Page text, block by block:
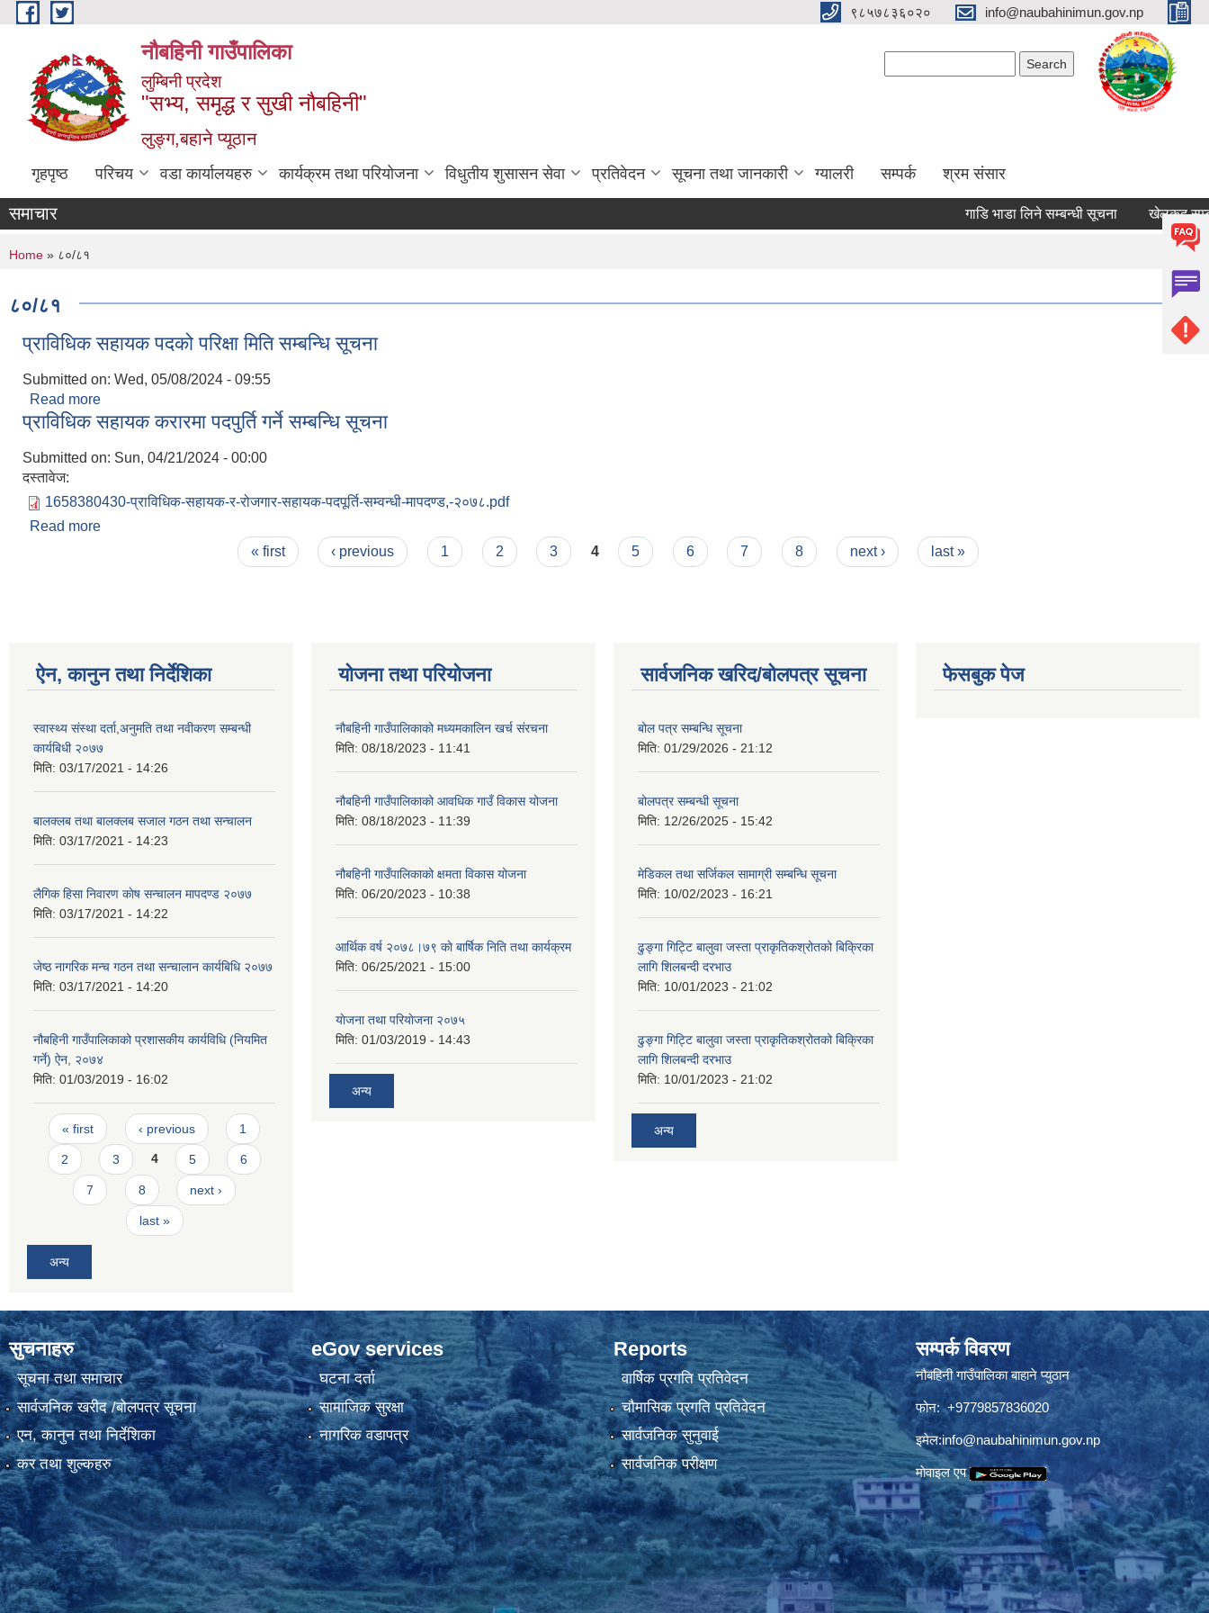
Skip to main content ९८५७८३६०२० info@naubahinimun.gov.np
नौबहिनी गाउँपालिका
लुम्बिनी प्रदेश
"सभ्य, समृद्ध र सुखी नौबहिनी"
लुङ्ग,बहाने प्यूठान
गृहपृष्ठ परिचय वडा कार्यालयहरु कार्यक्रम तथा परियोजना विधुतीय शुसासन सेवा प्रतिवेदन सूचना तथा जानकारी ग्यालरी सम्पर्क श्रम संसार
समाचार गाडि भाडा लिने सम्बन्धी सूचना खेलकुद सम्बन्धी
You are here
Home » ८०/८१
८०/८१
प्राविधिक सहायक पदको परिक्षा मिति सम्बन्धि सूचना
Submitted on: Wed, 05/08/2024 - 09:55
Read more
प्राविधिक सहायक करारमा पदपुर्ति गर्ने सम्बन्धि सूचना
Submitted on: Sun, 04/21/2024 - 00:00
दस्तावेज:
1658380430-प्राविधिक-सहायक-र-रोजगार-सहायक-पदपूर्ति-सम्वन्धी-मापदण्ड,-२०७८.pdf
Read more
« first ‹ previous 1 2 3 4 5 6 7 8 next › last »
ऐन, कानुन तथा निर्देशिका
स्वास्थ्य संस्था दर्ता,अनुमति तथा नवीकरण सम्बन्धी
कार्यबिधी २०७७
मिति: 03/17/2021 - 14:26
बालक्लब तथा बालक्लब स‌जाल गठन तथा सन्चालन
मिति: 03/17/2021 - 14:23
लैगिक हिसा निवारण काेष सन्चालन मापदण्ड २०७७
मिति: 03/17/2021 - 14:22
जेष्ठ नागरिक मन्च गठन तथा सन्चालान कार्यबिधि २०७७
मिति: 03/17/2021 - 14:20
नौबहिनी गाउँपालिकाको प्रशासकीय कार्यविधि (नियमित
गर्ने) ऐन, २०७४
मिति: 01/03/2019 - 16:02
Pages
« first ‹ previous 1
2 3 4 5 6
7 8 next ›
last »
अन्य
योजना तथा परियोजना
नौबहिनी गाउँपालिकाको मध्यमकालिन खर्च संरचना
मिति: 08/18/2023 - 11:41
नौबहिनी गाउँपालिकाको आवधिक गाउँ विकास योजना
मिति: 08/18/2023 - 11:39
नौबहिनी गाउँपालिकाको क्षमता विकास योजना
मिति: 06/20/2023 - 10:38
आर्थिक वर्ष २०७८।७९ काे बार्षिक निति तथा कार्यक्रम
मिति: 06/25/2021 - 15:00
याेजना तथा परियाेजना २०७५
मिति: 01/03/2019 - 14:43
अन्य
सार्वजनिक खरिद/बोलपत्र सूचना
बोल पत्र सम्बन्धि सूचना
मिति: 01/29/2026 - 21:12
बोलपत्र सम्बन्धी सूचना
मिति: 12/26/2025 - 15:42
मेडिकल तथा सर्जिकल सामाग्री सम्बन्धि सूचना
मिति: 10/02/2023 - 16:21
ढुङ्गा गिट्टि बालुवा जस्ता प्राकृतिकश्रोतको बिक्रिका
लागि शिलबन्दी दरभाउ
मिति: 10/01/2023 - 21:02
ढुङ्गा गिट्टि बालुवा जस्ता प्राकृतिकश्रोतको बिक्रिका
लागि शिलबन्दी दरभाउ
मिति: 10/01/2023 - 21:02
अन्य
फेसबुक पेज
सुचनाहरु
सूचना तथा समाचार
सार्वजनिक खरीद /बोलपत्र सूचना
एन, कानुन तथा निर्देशिका
कर तथा शुल्कहरु
eGov services
घटना दर्ता
सामाजिक सुरक्षा
नागरिक वडापत्र
Reports
वार्षिक प्रगति प्रतिवेदन
चौमासिक प्रगति प्रतिवेदन
सार्वजनिक सुनुवाई
सार्वजनिक परीक्षण
सम्पर्क विवरण
नौबहिनी गाउँपालिका बाहाने प्युठान
फोन: +9779857836020
इमेल:info@naubahinimun.gov.np
माेवाइल एप